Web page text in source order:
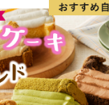
ことができるはず
向かっていきま